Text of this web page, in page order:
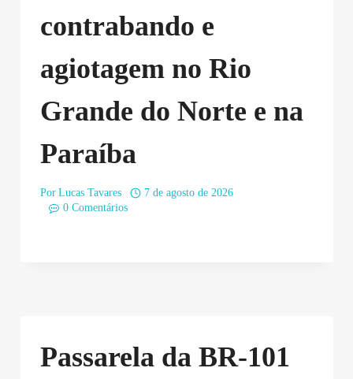
contrabando e
agiotagem no Rio
Grande do Norte e na
Paraíba
Por Lucas Tavares
7 de agosto de 2026
0 Comentários
Passarela da BR-101